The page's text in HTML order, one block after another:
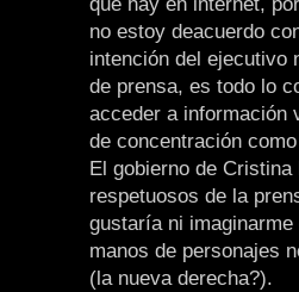
no estoy deacuerdo
intención del ejecutivo
de prensa, es todo lo
acceder a información
de concentración
El gobierno de
respetuosos de la
gustaría ni
manos de personajes
(la nueva derecha?).